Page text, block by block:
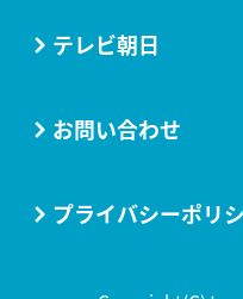
テレビ朝日
お問い合わせ
プライバシーポリ